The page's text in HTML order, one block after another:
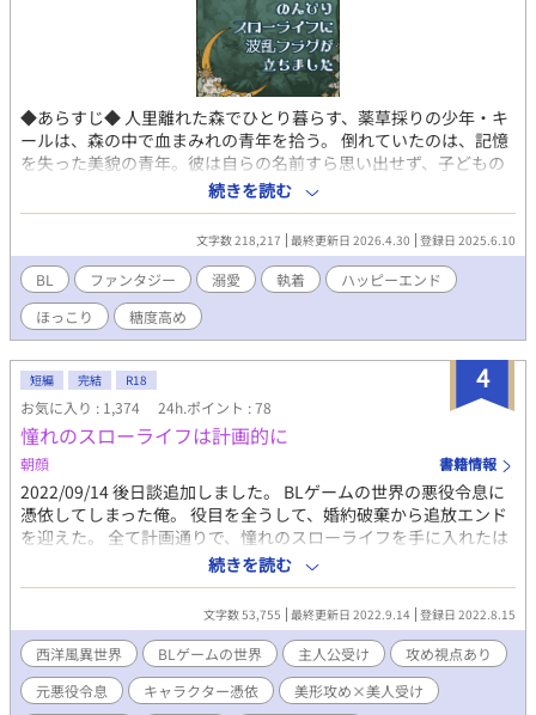
◆あらすじ◆ 人里離れた森でひとり暮らす、薬草採りの少年・キ
ールは、森の中で血まみれの青年を拾う。 倒れていたのは、記憶
を失った美貌の青年。彼は自らの名前すら思い出せず、子どもの
ように素直にキールに懐いていく。 だが、その正体は、「冷血」
と噂される王家の第五皇子で——!? のんびりスローライフのはず
が、気付けば一国の陰謀と秘密が渦巻く波乱の日々まっしぐら
CP【記憶喪失の皇子×薬草採りの少年】 ファンタジーBL
続きを読む
文字数 218,217 最終更新日 2026.4.30 登録日 2025.6.10
BL ファンタジー 溺愛 執着
ハッピーエンド
ほっこり
糖度高め
4
短編 完結 R18
お気に入り : 1,374 24h.ポイント : 78
憧れのスローライフは計画的に
朝顔 書籍情報
2022/09/14 後日談追加しました。 BLゲームの世界の悪役令息に
憑依してしまった俺。 役目を全うして、婚約破棄から追放エンド
を迎えた。 全て計画通りで、憧れのスローライフを手に入れたは
ずだった。 誰にも邪魔されない田舎暮らしで、孤独に生きていこ
うとしていたが、謎の男との出会いが全てを変えていく……。 ◇
ハッピーエンドを迎えた世界で、悪役令息だった主人公のその後
のお話。 ◇謎のイケメン神父様×恋に後ろ向きな元悪役令息 ◇他
サイトで投稿あり。
続きを読む
文字数 53,755 最終更新日 2022.9.14 登録日 2022.8.15
西洋風異世界 BLゲームの世界 主人公受け
攻め視点あり
元悪役令息
キャラクター憑依
美形攻め×美人受け